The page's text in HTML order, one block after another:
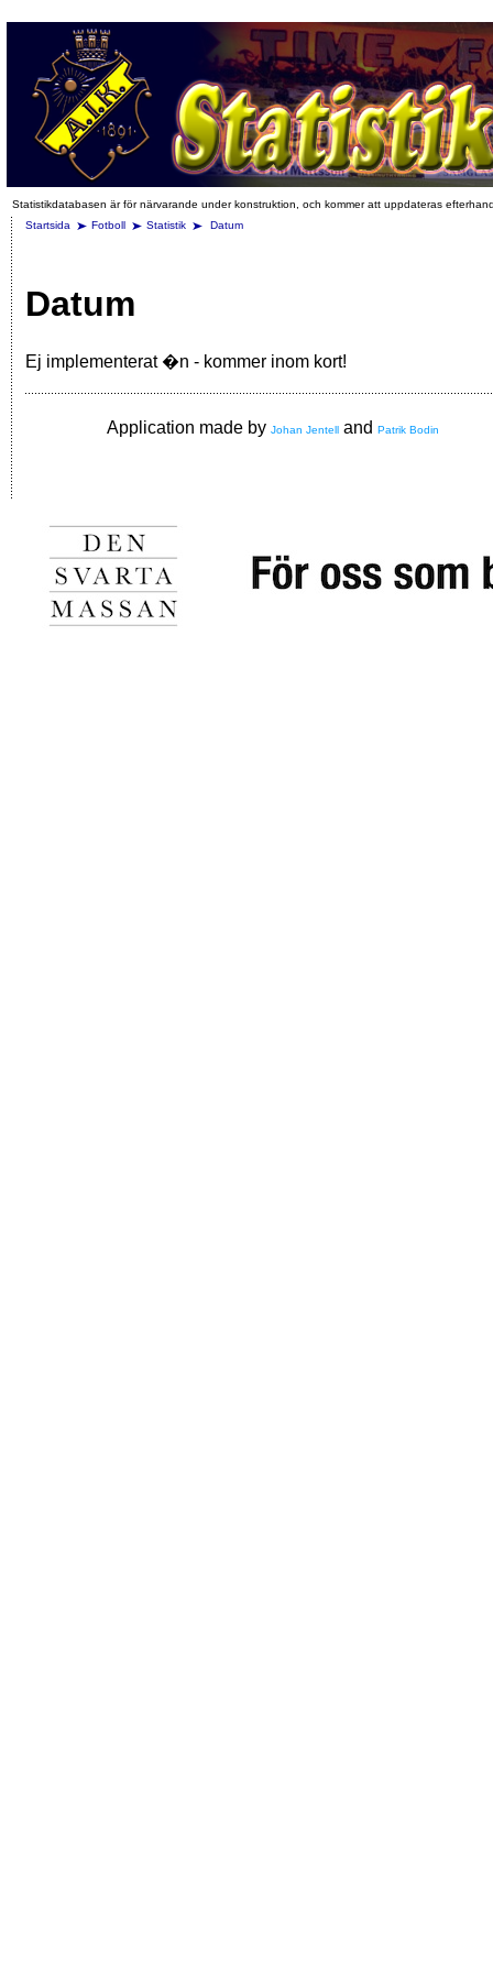
Statistikdatabasen är för närvarande under konstruktion, och kommer att uppdateras
Startsida
Fotboll Statistik Datum
Datum
Ej implementerat �n - kommer inom kort!
Application made by Johan Jentell and Patrik Bodin